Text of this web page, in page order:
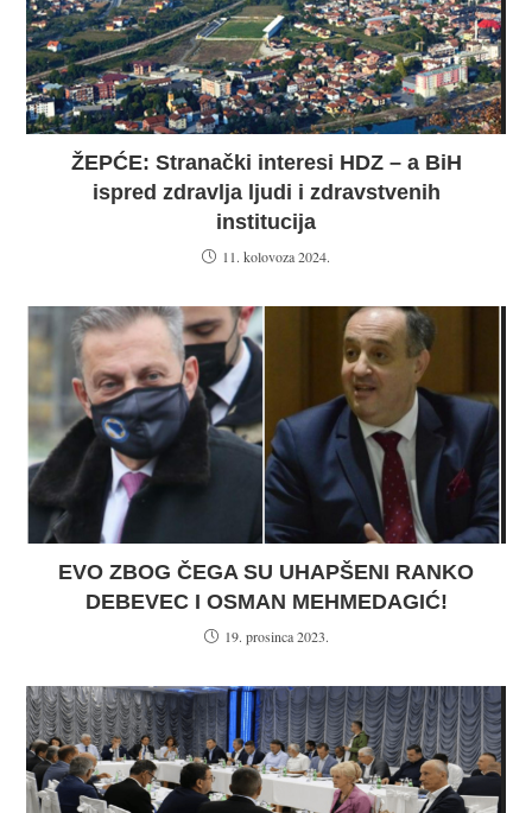
ŽEPĆE: Stranački interesi HDZ – a BiH
ispred zdravlja ljudi i zdravstvenih
institucija
11. kolovoza 2024.
EVO ZBOG ČEGA SU UHAPŠENI RANKO
DEBEVEC I OSMAN MEHMEDAGIĆ!
19. prosinca 2023.